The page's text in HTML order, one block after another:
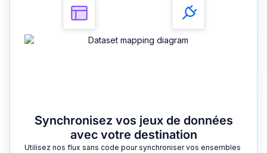
Synchronisez vos jeux de données
avec votre destination
Utilisez nos flux sans code pour synchroniser vos ensembles